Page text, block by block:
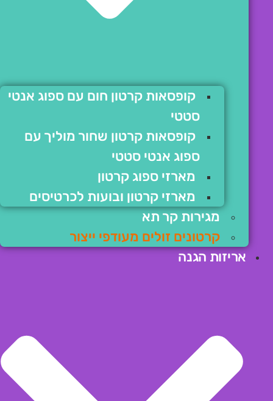
קופסאות קרטון חום עם ספוג אנטי
סטטי
קופסאות קרטון שחור מוליך עם
ספוג אנטי סטטי
מארזי ספוג קרטון
מארזי קרטון ובועות לכרטיסים
מגירות קר תא
קרטונים זולים מעודפי ייצור
אריזות הגנה